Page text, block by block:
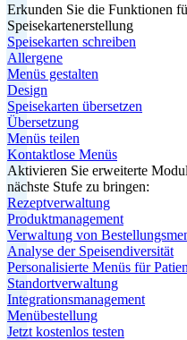
Erkunden Sie die Funktionen
Speisekartenerstellung
Speisekarten schreiben
Allergene
Menüs gestalten
Design
Speisekarten übersetzen
Übersetzung
Menüs teilen
Kontaktlose Menüs
Aktivieren Sie erweiterte
nächste Stufe zu bringen:
Rezeptverwaltung
Produktmanagement
Verwaltung von
Analyse der Speisendiversität
Personalisierte Menüs für
Standortverwaltung
Integrationsmanagement
Menübestellung
Jetzt kostenlos testen